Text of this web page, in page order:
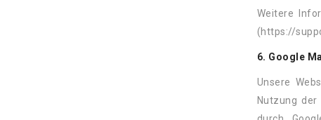
Weitere
(https://
6. Google
Unsere
Nutzung